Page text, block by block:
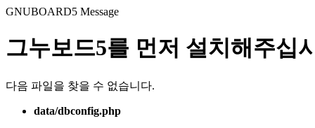
GNUBOARD5 Message
그누보드5를 먼저 설치해주십
다음 파일을 찾을 수 없습니다.
data/dbconfig.php